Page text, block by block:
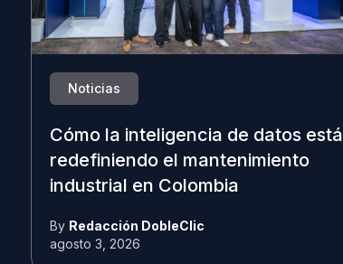
Noticias
Cómo la inteligencia de datos está
redefiniendo el mantenimiento
industrial en Colombia
By Redacción DobleClic
agosto 3, 2026